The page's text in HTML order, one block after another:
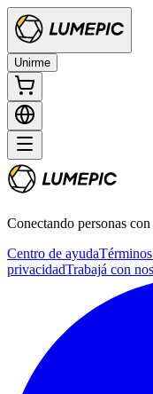
Unirme
Conectando personas con
Centro de ayuda
privacidadTrabajá con